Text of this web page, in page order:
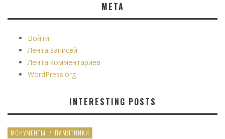
МЕТА
Войти
Лента записей
Лента комментариев
WordPress.org
INTERESTING POSTS
МОНУМЕНТЫ / ПАМЯТНИКИ